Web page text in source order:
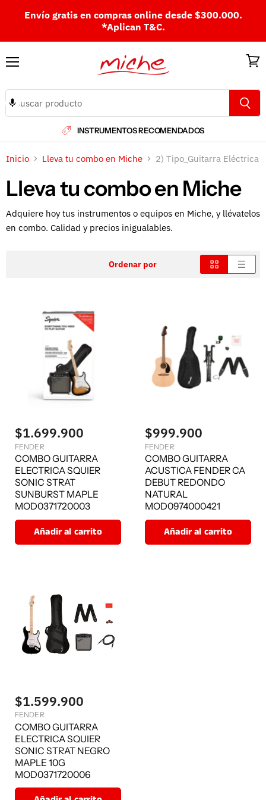
Envío gratis en compras online desde $300.000.
*Aplican T&C.
INSTRUMENTOS RECOMENDADOS
Inicio Lleva tu combo en Miche 2) Tipo_Guitarra Eléctrica
Lleva tu combo en Miche
Adquiere hoy tus instrumentos o equipos en Miche, y llévatelos
en combo. Calidad y precios inigualables.
Ordenar por
$1.699.900
FENDER
COMBO GUITARRA
ELECTRICA SQUIER
SONIC STRAT
SUNBURST MAPLE
MOD0371720003
Añadir al carrito
$999.900
FENDER
COMBO GUITARRA
ACUSTICA FENDER CA
DEBUT REDONDO
NATURAL
MOD0974000421
Añadir al carrito
$1.599.900
FENDER
COMBO GUITARRA
ELECTRICA SQUIER
SONIC STRAT NEGRO
MAPLE 10G
MOD0371720006